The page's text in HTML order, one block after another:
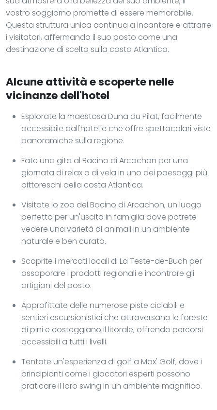
vostro soggiorno promette di essere memorabile.
Questa struttura unica continua a incantare e attrarre
i visitatori, affermando il suo posto come una
destinazione di scelta sulla costa Atlantica.
Alcune attività e scoperte nelle
vicinanze dell'hotel
Esplorate la maestosa Duna du Pilat, facilmente
accessibile dall'hotel e che offre spettacolari viste
panoramiche sulla regione.
Fate una gita al Bacino di Arcachon per una
giornata di relax o di vela in uno dei paesaggi più
pittoreschi della costa Atlantica.
Visitate lo zoo del Bacino di Arcachon, un luogo
perfetto per un'uscita in famiglia dove potrete
vedere una varietà di animali in un ambiente
naturale e ben curato.
Scoprite i mercati locali di La Teste-de-Buch per
assaporare i prodotti regionali e incontrare gli
artigiani del posto.
Approfittate delle numerose piste ciclabili e
sentieri escursionistici che attraversano le foreste
di pini e costeggiano il litorale, offrendo percorsi
accessibili a tutti i livelli.
Tentate un'esperienza di golf a Max' Golf, dove i
principianti come i giocatori esperti possono
praticare il loro swing in un ambiente magnifico.